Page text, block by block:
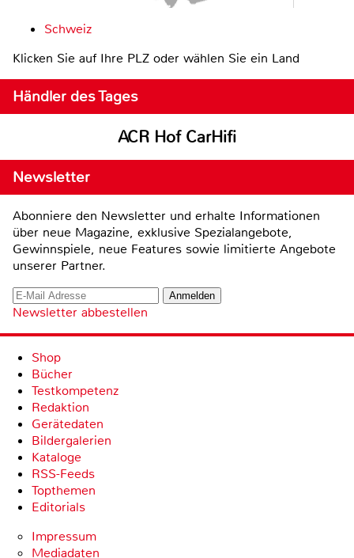
Schweiz
Klicken Sie auf Ihre PLZ oder wählen Sie ein Land
Händler des Tages
ACR Hof CarHifi
Newsletter
Abonniere den Newsletter und erhalte Informationen
über neue Magazine, exklusive Spezialangebote,
Gewinnspiele, neue Features sowie limitierte Angebote
unserer Partner.
Newsletter abbestellen
Shop
Bücher
Testkompetenz
Redaktion
Gerätedaten
Bildergalerien
Kataloge
RSS-Feeds
Topthemen
Editorials
Impressum
Mediadaten